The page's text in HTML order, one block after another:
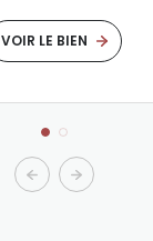
VOIR LE BIEN